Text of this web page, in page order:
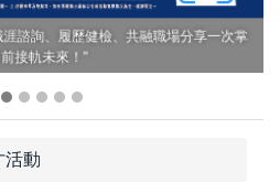
諮詢、履歷健檢、共融職場分享一次掌
接軌未來！"
活動